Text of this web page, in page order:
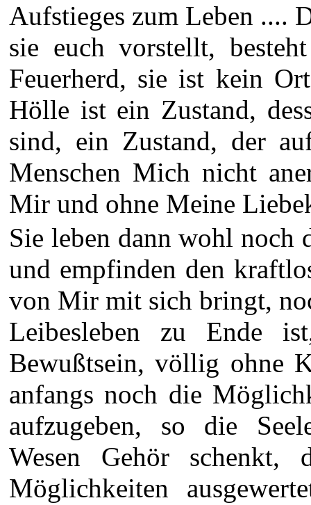
Aufstieges zum Leben ....
sie euch vorstellt,
Feuerherd, sie ist kein
Hölle ist ein Zustand,
sind, ein Zustand, der
Menschen Mich nicht
Mir und ohne Meine
Sie leben dann wohl noch
und empfinden den
von Mir mit sich bringt,
Leibesleben zu Ende
Bewußtsein, völlig ohne
anfangs noch die
aufzugeben, so die
Wesen Gehör schenkt,
Möglichkeiten